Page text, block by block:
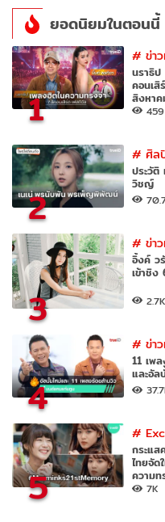
ยอดนิยมในตอนนี้
1
#ข่า
นราธิ
คอนเสิ
สิงหา
459
2
#ศิล
ประวัติ
วิชญ์
3
#ข่า
อิ้งค์ ว
เข้าชิ
2.7K
4
#ข่า
11 เพ
และอัล
5
#
กระแ
ไทยจัด
ความท
7K